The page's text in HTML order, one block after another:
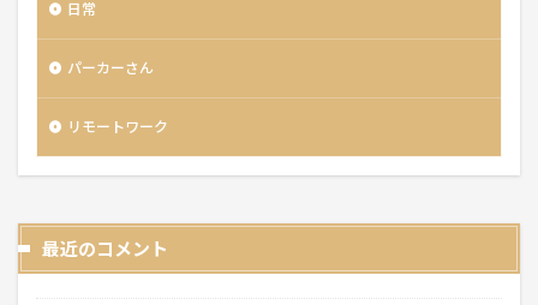
日常
パーカーさん
リモートワーク
最近のコメント